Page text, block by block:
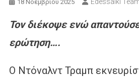
18 Νοεμβρίου 2025
Τον διέκοψε ενώ
ερώτηση….
Ο Ντόναλντ Τραμπ